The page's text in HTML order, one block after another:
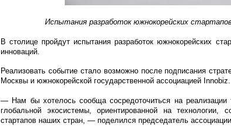
Испытания разработок южнокорейских
В столице пройдут испытания разработок южнокорейских
инноваций.
Реализовать событие стало возможно после подписания
Москвы и южнокорейской государственной ассоциацией Innobiz.
— Нам бы хотелось сообща сосредоточиться на
глобальной экосистемы, ориентированной на технологии,
стартапов наших стран, — поделился председатель